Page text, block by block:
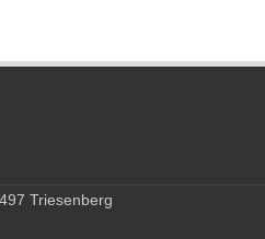
Triesenberg